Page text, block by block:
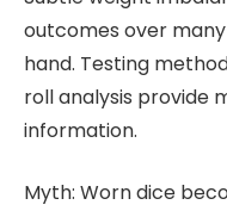
outcomes over
hand. Testing
roll analysis provide
information.
Myth: Worn dice